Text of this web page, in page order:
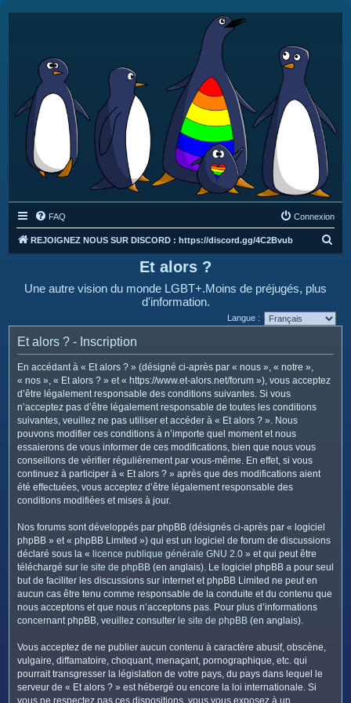
FAQ Connexion
REJOIGNEZ NOUS SUR DISCORD : https://discord.gg/4C2Bvub
e
Et alors ?
Une autre vision du monde LGBT+.Moins de préjugés, plus
d'information.
Langue :
Et alors ? - Inscription
En accédant à « Et alors ? » (désigné ci-après par « nous », « notre »,
« nos », « Et alors ? » et « https://www.et-alors.net/forum »), vous acceptez
d’être légalement responsable des conditions suivantes. Si vous
n’acceptez pas d’être légalement responsable de toutes les conditions
suivantes, veuillez ne pas utiliser et accéder à « Et alors ? ». Nous
pouvons modifier ces conditions à n’importe quel moment et nous
essaierons de vous informer de ces modifications, bien que nous vous
conseillons de vérifier régulièrement par vous-même. En effet, si vous
continuez à participer à « Et alors ? » après que des modifications aient
été effectuées, vous acceptez d’être légalement responsable des
conditions modifiées et mises à jour.
Nos forums sont développés par phpBB (désignés ci-après par « logiciel
phpBB » et « phpBB Limited ») qui est un logiciel de forum de discussions
déclaré sous la « licence publique générale GNU 2.0 » et qui peut être
téléchargé sur le site de phpBB (en anglais). Le logiciel phpBB a pour seul
but de faciliter les discussions sur internet et phpBB Limited ne peut en
aucun cas être tenu comme responsable de la conduite et du contenu que
nous acceptons et que nous n’acceptons pas. Pour plus d’informations
concernant phpBB, veuillez consulter le site de phpBB (en anglais).
Vous acceptez de ne publier aucun contenu à caractère abusif, obscène,
vulgaire, diffamatoire, choquant, menaçant, pornographique, etc. qui
pourrait transgresser la législation de votre pays, du pays dans lequel le
serveur de « Et alors ? » est hébergé ou encore la loi internationale. Si
vous ne respectez pas ces dispositions, vous vous exposez à un